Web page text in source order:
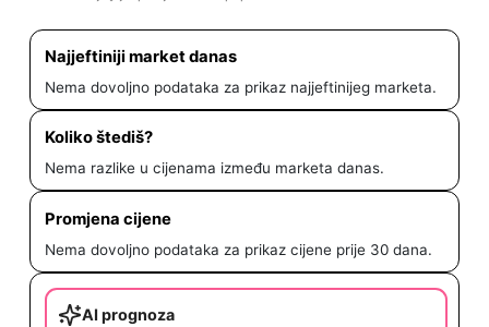
Najjeftiniji market danas
Nema dovoljno podataka za prikaz najjeftinijeg marketa.
Koliko štediš?
Nema razlike u cijenama između marketa danas.
Promjena cijene
Nema dovoljno podataka za prikaz cijene prije 30 dana.
AI prognoza